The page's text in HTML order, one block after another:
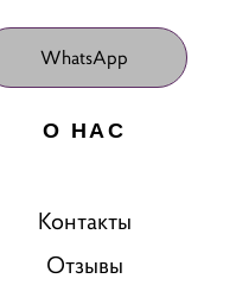
WhatsApp
О НАС
Контакты
Отзывы